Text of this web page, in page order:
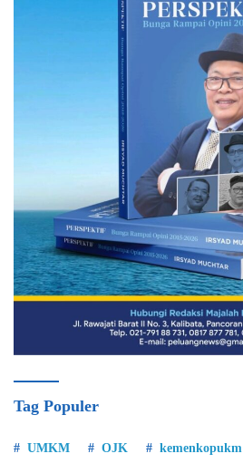
Tag Populer
UMKM OJK kemenkopukm